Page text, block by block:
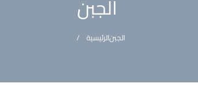
الجبن
الرئيسيةالجبن